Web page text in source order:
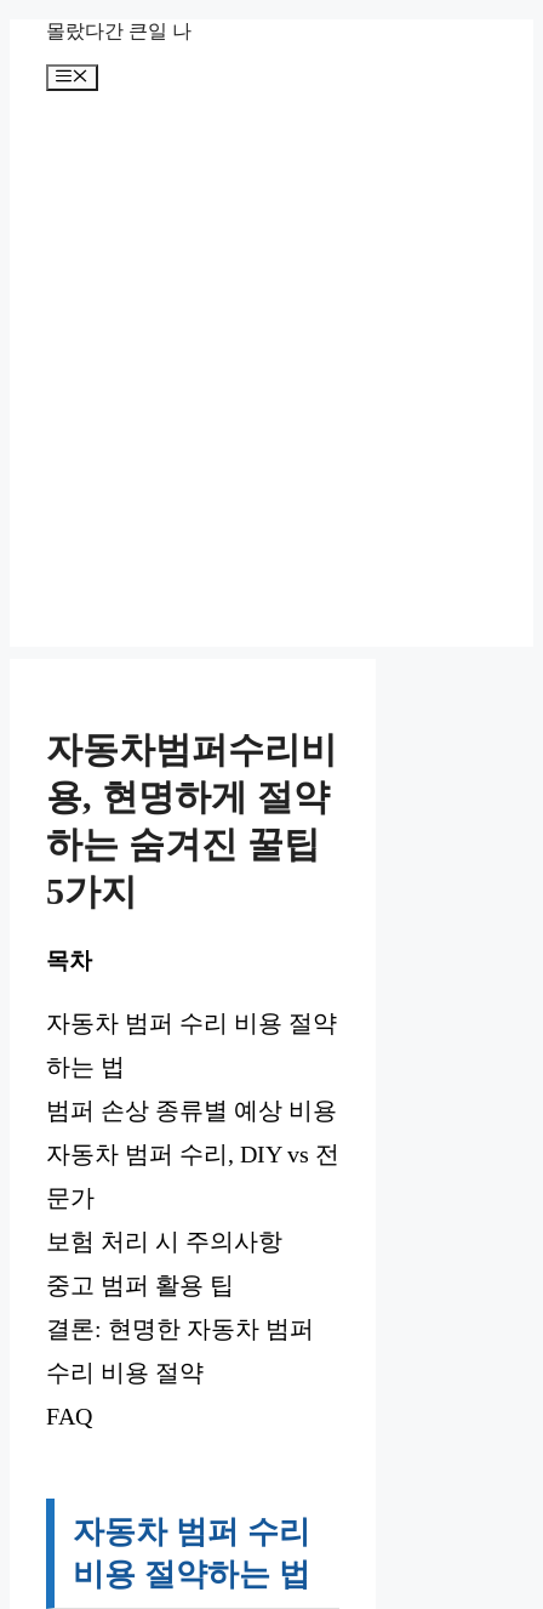
몰랐다간 큰일 나
메
자동차범퍼수리비
용, 현명하게 절약
하는 숨겨진 꿀팁
5가지
목차
자동차 범퍼 수리 비용 절약
하는 법
범퍼 손상 종류별 예상 비용
자동차 범퍼 수리, DIY vs 전
문가
보험 처리 시 주의사항
중고 범퍼 활용 팁
결론: 현명한 자동차 범퍼
수리 비용 절약
FAQ
자동차 범퍼 수리
비용 절약하는 법